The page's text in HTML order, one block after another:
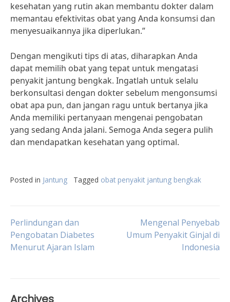
kesehatan yang rutin akan membantu dokter dalam
memantau efektivitas obat yang Anda konsumsi dan
menyesuaikannya jika diperlukan.”
Dengan mengikuti tips di atas, diharapkan Anda
dapat memilih obat yang tepat untuk mengatasi
penyakit jantung bengkak. Ingatlah untuk selalu
berkonsultasi dengan dokter sebelum mengonsumsi
obat apa pun, dan jangan ragu untuk bertanya jika
Anda memiliki pertanyaan mengenai pengobatan
yang sedang Anda jalani. Semoga Anda segera pulih
dan mendapatkan kesehatan yang optimal.
Posted in Jantung Tagged obat penyakit jantung bengkak
Post
navigation
Perlindungan dan
Pengobatan Diabetes
Menurut Ajaran Islam
Mengenal Penyebab
Umum Penyakit Ginjal di
Indonesia
Archives